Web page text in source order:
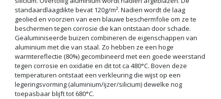
standaardlaagdikte bevat 120g/m². Nadien wordt de laag
geolied en voorzien van een blauwe beschermfolie om ze te
beschermen tegen corrosie die kan ontstaan door schade.
Gealuminiseerde buizen combineren de eigenschappen van
aluminium met die van staal. Zo hebben ze een hoge
warmtereflectie (80%) gecombineerd met een goede weerstand
tegen corrosie en oxidatie en dit tot ca 480°C. Boven deze
temperaturen ontstaat een verkleuring die wijst op een
legeringsvorming (aluminium/ijzer/silicium) dewelke nog
toepasbaar blijft tot 680°C.